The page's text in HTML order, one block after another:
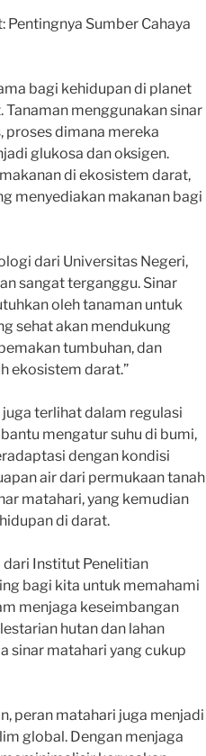
Sumber Cahaya
bagi kehidupan di planet
menggunakan sinar
dimana mereka
glukosa dan oksigen.
di ekosistem darat,
menyediakan makanan bagi
dari Universitas Negeri,
sangat terganggu. Sinar
oleh tanaman untuk
sehat akan mendukung
tumbuhan, dan
ekosistem darat.”
terlihat dalam regulasi
mengatur suhu di bumi,
dengan kondisi
air dari permukaan tanah
matahari, yang kemudian
di darat.
dari Institut Penelitian
bagi kita untuk memahami
menjaga keseimbangan
hutan dan lahan
sinar matahari yang cukup
peran matahari juga menjadi
global. Dengan menjaga